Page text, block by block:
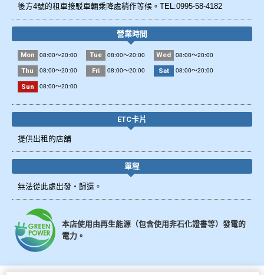
後方4號的租車接駁車輛乘降處稍作等候。TEL:0995-58-4182
營業時間
Mon 08:00～20:00 Tue 08:00～20:00 Wed 08:00～20:00
Thu 08:00～20:00 Fri 08:00～20:00 Sat 08:00～20:00
Sun 08:00～20:00
ETC卡片
提供出租的店舖
單程
無法從此處出發・歸還。
本店使用由再生能源（包含使用非石化證書等）發電的
電力。